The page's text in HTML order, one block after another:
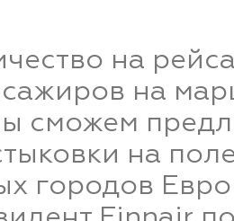
на
на
сможем
на
городов